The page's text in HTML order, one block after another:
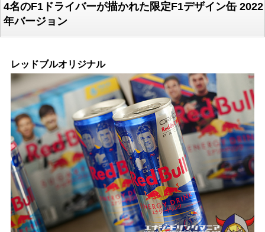
4名のF1ドライバーが描かれた限定F1デザイン缶 2022
年バージョン
レッドブルオリジナル